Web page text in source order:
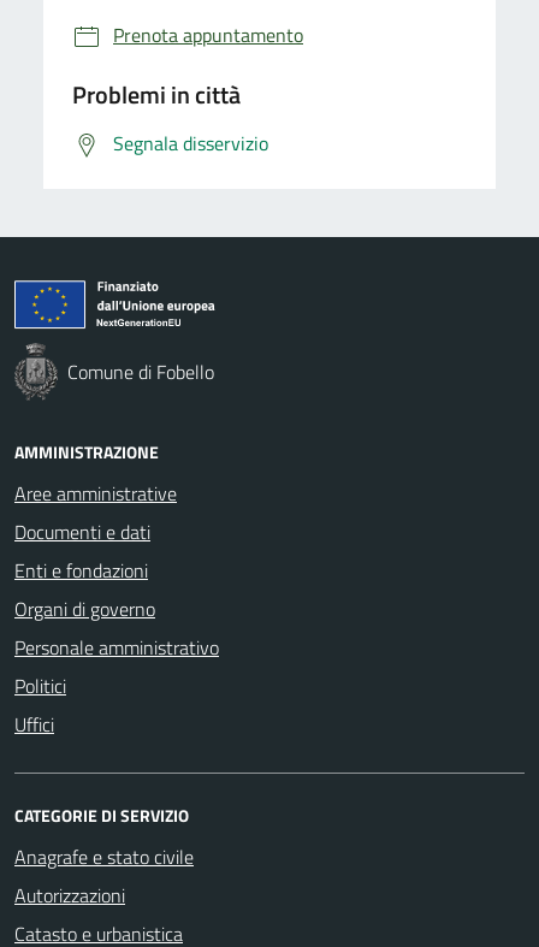
Prenota appuntamento
Problemi in città
Segnala disservizio
Comune di Fobello
AMMINISTRAZIONE
Aree amministrative
Documenti e dati
Enti e fondazioni
Organi di governo
Personale amministrativo
Politici
Uffici
CATEGORIE DI SERVIZIO
Anagrafe e stato civile
Autorizzazioni
Catasto e urbanistica